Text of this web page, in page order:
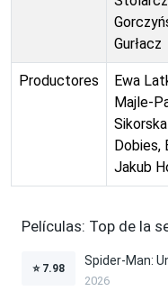
Gurłacz
Productores
Ewa
Majle-
Dobies,
Jakub
Películas: Top de la
⭐ 7.98
Spider-Man:
2026